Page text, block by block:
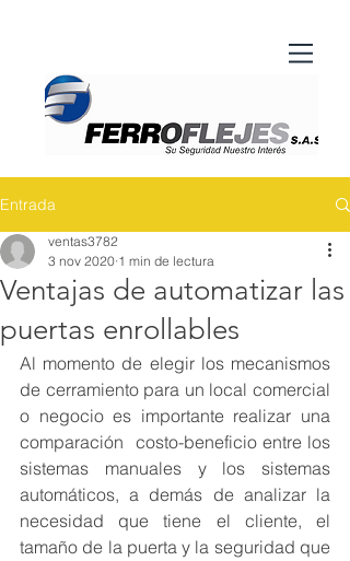
Entrada
Ventajas de automatizar las
puertas enrollables
ventas3782
3 nov 2020 1 min de lectura
Al momento de elegir los mecanismos
de cerramiento para un local comercial
o negocio es importante realizar una
comparación  costo-beneficio entre los
sistemas manuales y los sistemas
automáticos, a demás de analizar la
necesidad que tiene el cliente, el
tamaño de la puerta y la seguridad que